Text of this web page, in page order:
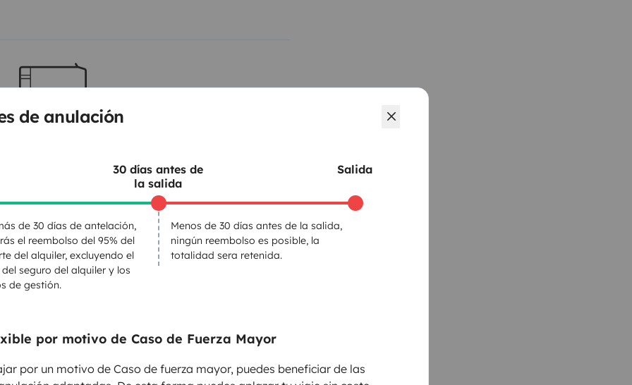
de anulación
de 30 días de antelación,
el reembolso del 95% del
del alquiler, excluyendo el
seguro del alquiler y los
de gestión.
30 días antes de
la salida
Menos de 30 días antes de la salida,
ningún reembolso es posible, la
totalidad sera retenida.
Salida
por motivo de Caso de Fuerza Mayor
por un motivo de Caso de fuerza mayor, puedes beneficiar de las
Camas 2
Cama litera
WC
Nevera
Kit de limpieza
Dirección asistida
Puesta en circulación: